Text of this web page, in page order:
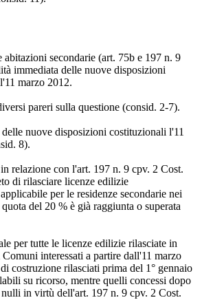
secondarie (art. 75b e 197 n. 9
immediata delle nuove disposizioni
marzo 2012.
pareri sulla questione (consid. 2-7).
nuove disposizioni costituzionali l'11
8).
relazione con l'art. 197 n. 9 cpv. 2 Cost.
di rilasciare licenze edilizie
per le residenze secondarie nei
del 20 % è già raggiunta o superata
per tutte le licenze edilizie rilasciate in
interessati a partire dall'11 marzo
costruzione rilasciati prima del 1° gennaio
su ricorso, mentre quelli concessi dopo
nulli in virtù dell'art. 197 n. 9 cpv. 2 Cost.